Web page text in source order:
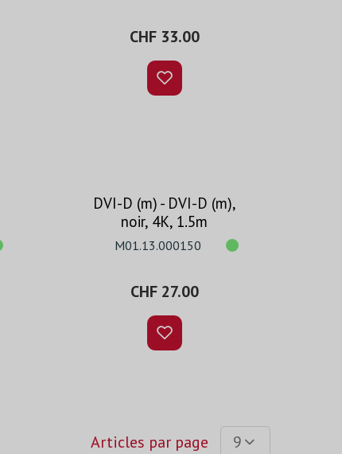
CHF 33.00
DVI-D (m) - DVI-D (m),
noir, 4K, 1.5m
M01.13.000150
CHF 27.00
Articles par page 9